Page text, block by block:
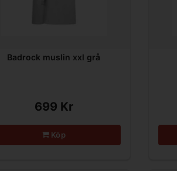
Badrock muslin xxl grå
699 Kr
Köp